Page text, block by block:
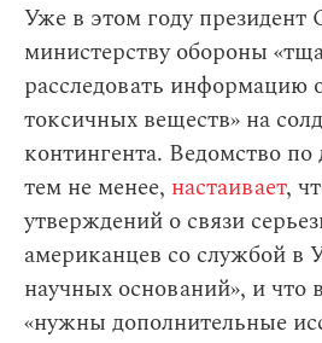
Уже в этом году
министерству обороны
расследовать информацию
токсичных веществ» на
контингента. Ведомство по
тем не менее, настаивает,
утверждений о связи
американцев со службой в
научных оснований», и что
«нужны дополнительные